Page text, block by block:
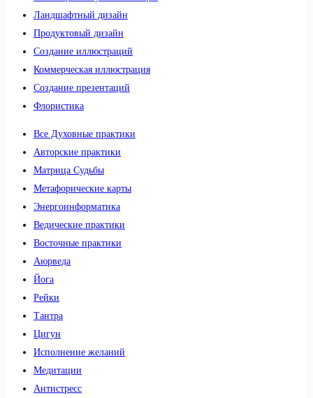
Ландшафтный дизайн
Продуктовый дизайн
Создание иллюстраций
Коммерческая иллюстрация
Создание презентаций
Флористика
Все Духовные практики
Авторские практики
Матрица Судьбы
Метафорические карты
Энергоинформатика
Ведические практики
Восточные практики
Аюрведа
Йога
Рейки
Тантра
Цигун
Исполнение желаний
Медитации
Антистресс